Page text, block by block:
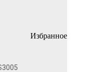
Избранное